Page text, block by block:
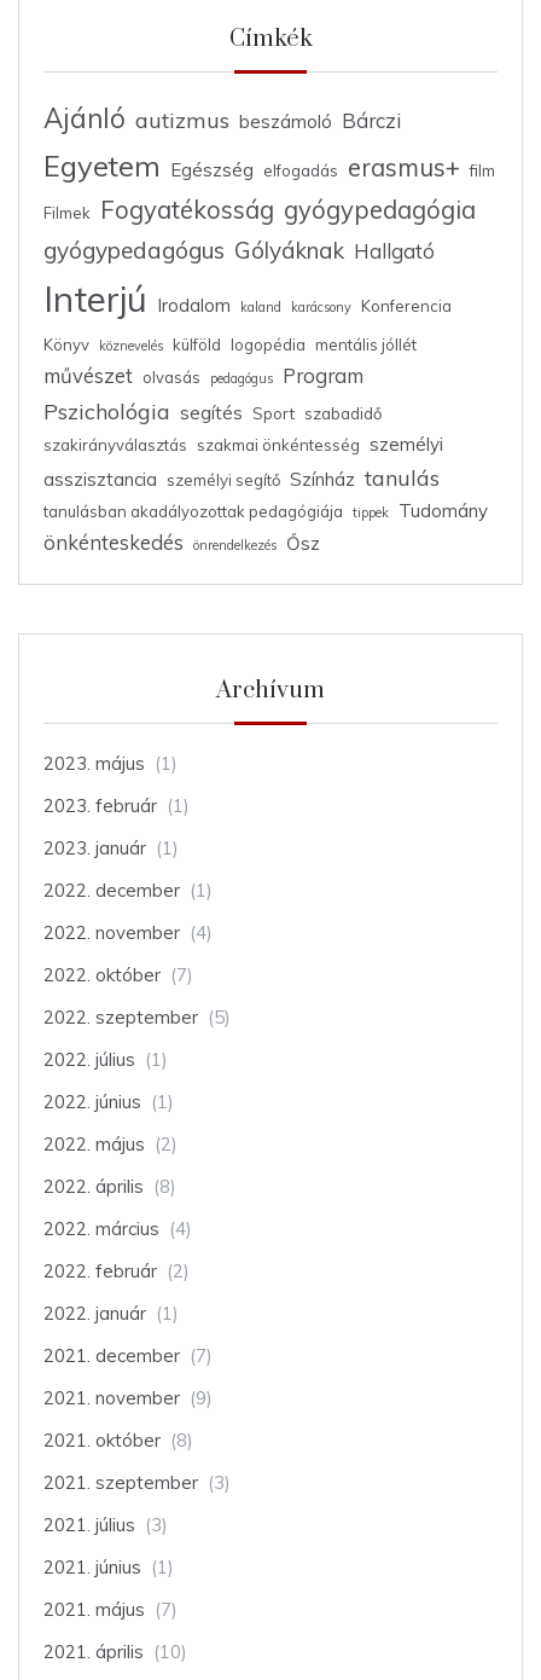
Címkék
Ajánló autizmus beszámoló Bárczi
Egyetem Egészség elfogadás erasmus+ film
Filmek Fogyatékosság gyógypedagógia
gyógypedagógus Gólyáknak Hallgató
Interjú Irodalom kaland karácsony
Konferencia
Könyv
köznevelés külföld logopédia mentális jóllét
művészet olvasás pedagógus Program
Pszichológia segítés Sport szabadidő
szakirányválasztás
szakmai önkéntesség személyi
asszisztancia
személyi segítő Színház tanulás
tanulásban akadályozottak pedagógiája tippek Tudomány
önkénteskedés önrendelkezés Ősz
Archívum
2023. május (1)
2023. február (1)
2023. január (1)
2022. december (1)
2022. november (4)
2022. október (7)
2022. szeptember (5)
2022. július (1)
2022. június (1)
2022. május (2)
2022. április (8)
2022. március (4)
2022. február (2)
2022. január (1)
2021. december (7)
2021. november (9)
2021. október (8)
2021. szeptember (3)
2021. július (3)
2021. június (1)
2021. május (7)
2021. április (10)